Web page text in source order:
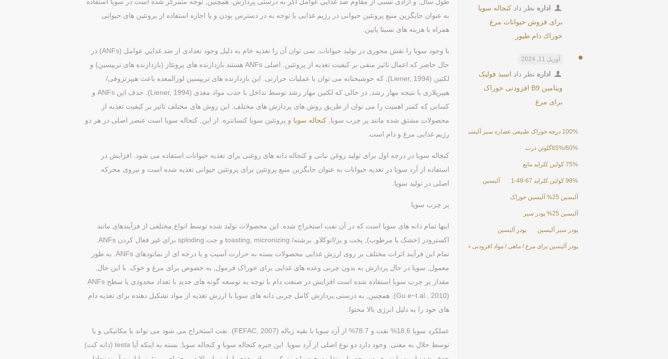
به عنوان جایگزین منبع پروتئین حیوانی در رژیم غذایی با توجه به در دسترس بودن و یا اجازه استفاده از پروتئین های حیوانی
همراه با هزینه های نسبتا پایین.
با وجود سویا را نقش محوری در تولید حیوانات, نمی توان آن را تغذیه خام به دلیل وجود تعدادی از ضد غذايي عوامل (ANFs) در
حال حاضر که اعمال تاثیر منفی بر کیفیت تغذیه از پروتئین. اصلی ANFs هستند بازدارنده های پروتئاز (بازدارنده های تریپسین) و
لكتين (Liener, 1994), که خوشبختانه می توان با عملیات حرارتی. این بازدارنده های تریپسین لوزالمعده باعث هیپرتروفی/
هیپرپلازی با نتیجه مهار رشد, در حالی که لكتين مهار رشد توسط تداخل با جذب مواد مغذی (Liener, 1994). حذف این ANFs و
کسانی که کمتر اهمیت را می توان از طریق روش های پردازش های مختلف. این روش های مختلف تاثیر بر کیفیت تغذیه از
محصولات مشتق شده مانند پر چرب سویا, کنجاله سویا و پروتئین سویا کنسانتره. از این, کنجاله سویا است عنصر اصلی در هر دو
رژیم غذایی مرغ و دام است.
کنجاله سویا در درجه اول برای تولید روغن نباتی و کنجاله دانه های روغنی برای تغذیه حیوانات استفاده می شود. افزایش در
استفاده از آرد سویا در تغذیه حیوانات به عنوان جایگزین منبع پروتئین برای پروتئین حیوانی تغذیه شده است و نیروی محرکه
اصلی در تولید سویا.
پر چرب سویا
اینها تمام دانه های سویا است که در آن نفت استخراج شده. این محصولات تولید شده توسط انواع مختلفی از فرآیندهای مانند
اکسترودر (خشک یا مرطوب), پخت و پز/اتوکلاو, برشته/ toasting, micronizing و جت sploding برای غیر فعال کردن ANFs.
تمام این فرآیند اثرات مختلف بر روی ارزش غذایی محصولات بسته به حرارت آسیب و یا درجه ای از نماتودهای ANFs. به طور
معمول, سویا در حال پردازش به بدون چربی وعده های غذایی برای خوراک فرمول, به خصوص برای مرغ و خوک. با این حال,
مقدار پر چرب سویا استفاده شده است افزایش در صنعت دام با توجه به توسعه گونه های جدید با تعداد محدودی یا سطح ANFs
(Gu e~t al., 2010). همچنین, به درستی پردازش کامل چربی دانه های سویا با ارزش تغذیه از مواد تشکیل دهنده برای تغذیه دام
های خود را به دلیل انرژی بالا محتوا.
عملکرد سویا 18.6% نفت و 78.7% از آرد سویا با بقیه زباله (FEFAC, 2007). نفت استخراج می شود می تواند یا مکانیکی و یا
توسط حلال به معنی. وجود دارد دو نوع اصلی از آرد سویا. این جيره کنجاله سویا و کنجاله سویا, بسته به اینکه آیا testa (دانه کت)
اداره نظر داد كنجاله سويا
برای فروش حیوانات مرغ
خوراك دام طيور
آوریل 11, 2024
اداره نظر داد اسید فولیک
ویتامین B9 افزودنی خوراک
برای مرغ
100% درجه خوراک طبیعی عصاره سیر آلیسین پودر 25%
60%/65%گلوتن ذرت
75% کولین کلراید مایع
98% کولین کلراید 67-48-1 آلیسین
آلیسین 25% آلیسین خوراک
آلیسین 25% پودر سیر
پودر سیر آلیسین پودر آلیسین
پودر آلیسین برای مرغ / ماهی / مواد افزودنی خوراک مرغ